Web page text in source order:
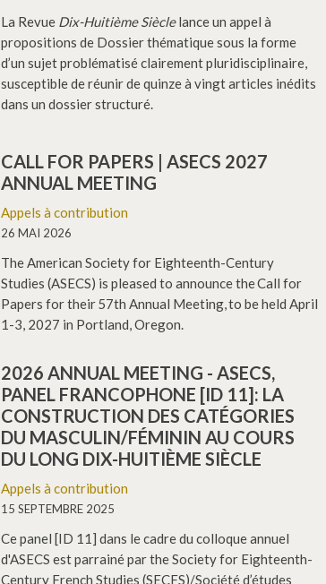
La Revue Dix-Huitième Sièclelance un appel à
propositions de Dossier thématique sous la forme
d’un sujet problématisé clairement pluridisciplinaire,
susceptible de réunir de quinze à vingt articles inédits
dans un dossier structuré.
CALL FOR PAPERS | ASECS 2027
ANNUAL MEETING
Appels à contribution
26 MAI 2026
The American Society for Eighteenth-Century
Studies (ASECS) is pleased to announce the Call for
Papers for their 57th Annual Meeting, to be held April
1-3, 2027 in Portland, Oregon.
2026 ANNUAL MEETING - ASECS,
PANEL FRANCOPHONE [ID 11]: LA
CONSTRUCTION DES CATÉGORIES
DU MASCULIN/FÉMININ AU COURS
DU LONG DIX-HUITIÈME SIÈCLE
Appels à contribution
15 SEPTEMBRE 2025
Ce panel [ID 11] dans le cadre du colloque annuel
d'ASECS est parrainé par the Society for Eighteenth-
Century French Studies (SECFS)/Société d’études